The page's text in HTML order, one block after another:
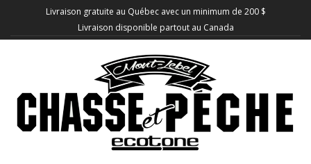
Livraison gratuite au Québec avec un minimum de 200 $
Livraison disponible partout au Canada